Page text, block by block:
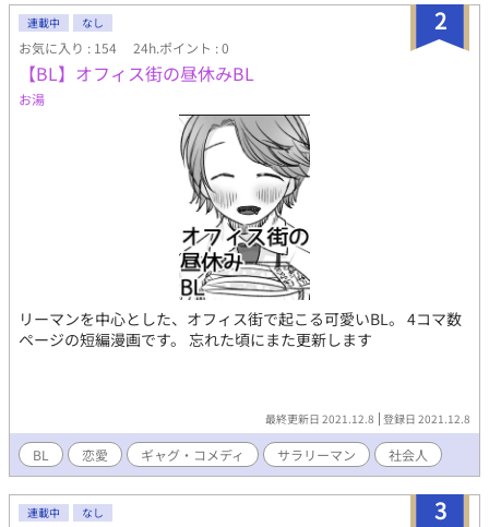
2
連載中 なし
お気に入り : 154 24h.ポイント : 0
【BL】オフィス街の昼休みBL
お湯
リーマンを中心とした、オフィス街で起こる可愛いBL。 4コマ数
ページの短編漫画です。 忘れた頃にまた更新します
最終更新日 2021.12.8 登録日 2021.12.8
BL 恋愛 ギャグ・コメディ サラリーマン 社会人
3
連載中 なし